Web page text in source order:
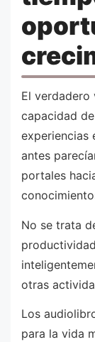
El verdadero
capacidad
experiencias
antes
portales
No se trata
otras
Los
para la vida